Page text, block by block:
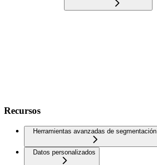
Recursos
Herramientas avanzadas de segmentación
Datos personalizados